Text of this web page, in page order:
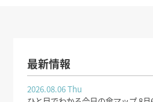
最新情報
2026.08.06 Thu